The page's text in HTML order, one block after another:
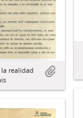
realidad